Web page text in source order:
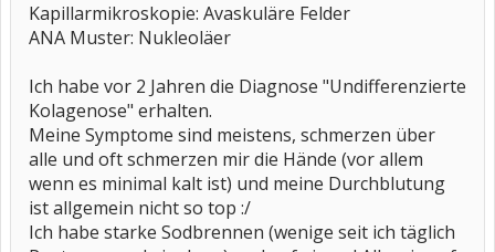
Kapillarmikroskopie: Avaskuläre Felder
ANA Muster: Nukleoläer
Ich habe vor 2 Jahren die Diagnose "Undifferenzierte
Kolagenose" erhalten.
Meine Symptome sind meistens, schmerzen über
alle und oft schmerzen mir die Hände (vor allem
wenn es minimal kalt ist) und meine Durchblutung
ist allgemein nicht so top :/
Ich habe starke Sodbrennen (wenige seit ich täglich